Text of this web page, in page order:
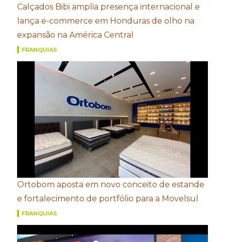
Calçados Bibi amplia presença internacional e
lança e-commerce em Honduras de olho na
expansão na América Central
FRANQUIAS
Ortobom aposta em novo conceito de estande
e fortalecimento de portfólio para a Movelsul
FRANQUIAS